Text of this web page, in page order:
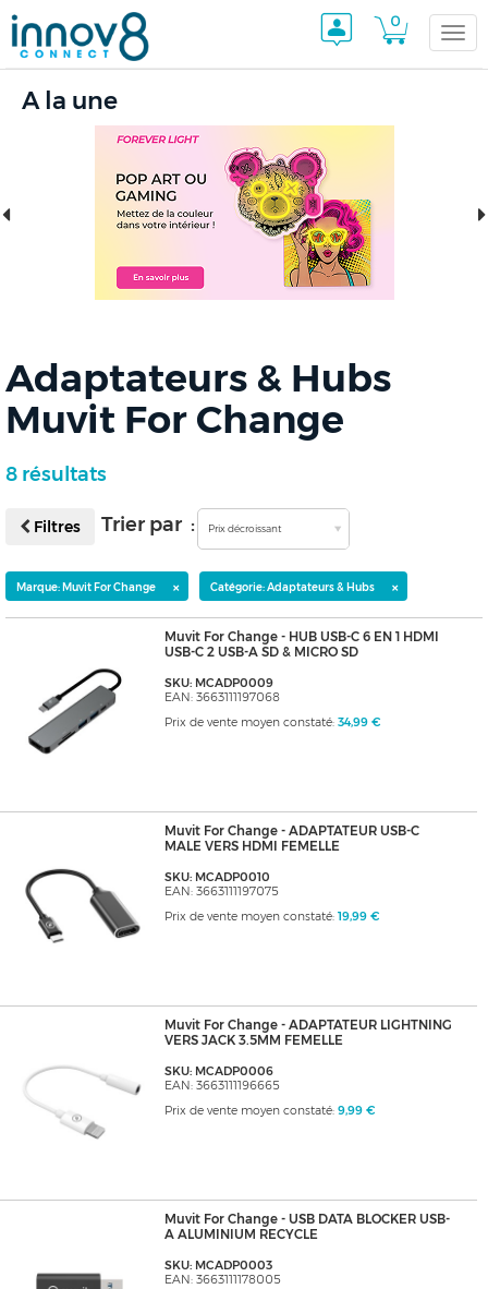
0
A la une
Adaptateurs & Hubs
Muvit For Change
8 résultats
Filtres Trier par : Prix décroissant
Marque: Muvit For Change × Catégorie: Adaptateurs & Hubs ×
Muvit For Change - HUB USB-C 6 EN 1 HDMI
USB-C 2 USB-A SD & MICRO SD
SKU: MCADP0009
EAN: 3663111197068
Prix de vente moyen constaté: 34,99 €
Muvit For Change - ADAPTATEUR USB-C
MALE VERS HDMI FEMELLE
SKU: MCADP0010
EAN: 3663111197075
Prix de vente moyen constaté: 19,99 €
Muvit For Change - ADAPTATEUR LIGHTNING
VERS JACK 3.5MM FEMELLE
SKU: MCADP0006
EAN: 3663111196665
Prix de vente moyen constaté: 9,99 €
Muvit For Change - USB DATA BLOCKER USB-
A ALUMINIUM RECYCLE
SKU: MCADP0003
EAN: 3663111178005